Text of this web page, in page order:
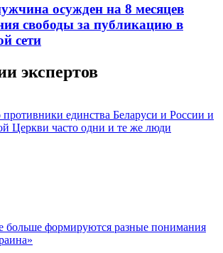
осужден на 8 месяцев
свободы за публикацию в
сети
экспертов
единства Беларуси и России и
Церкви часто одни и те же люди
больше формируются разные понимания